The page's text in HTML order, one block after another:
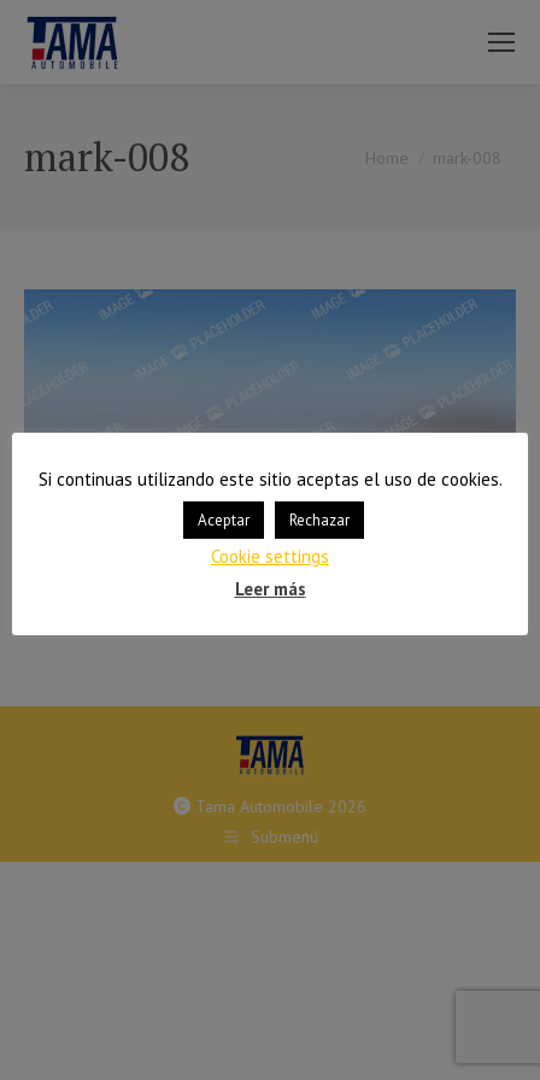
mark-008 You are here:
Home mark-008
Tama Automobile 2026
Submenú
Si continuas utilizando este sitio aceptas el uso de cookies.
Aceptar Rechazar
Cookie settings
Leer más